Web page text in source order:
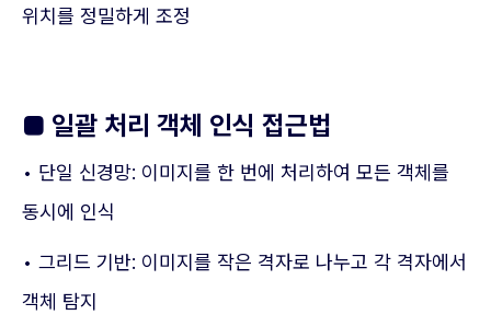
위치를 정밀하게 조정
■ 일괄 처리 객체 인식 접근법
• 단일 신경망: 이미지를 한 번에 처리하여 모든 객체를
동시에 인식
• 그리드 기반: 이미지를 작은 격자로 나누고 각 격자에서
객체 탐지